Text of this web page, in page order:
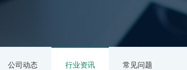
公司动态 行业资讯 常见问题